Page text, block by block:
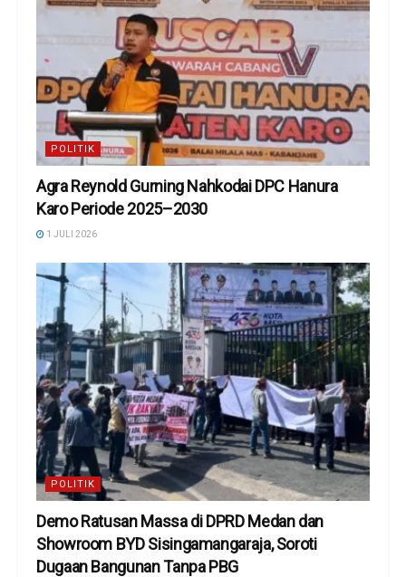
POLITIK
Agra Reynold Gurning Nahkodai DPC Hanura
Karo Periode 2025–2030
1 JULI 2026
POLITIK
Demo Ratusan Massa di DPRD Medan dan
Showroom BYD Sisingamangaraja, Soroti
Dugaan Bangunan Tanpa PBG